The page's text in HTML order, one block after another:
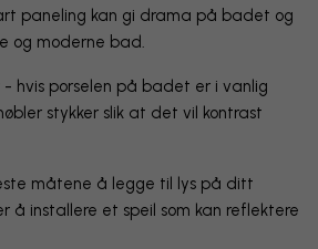
paneling kan gi drama på badet og
og moderne bad.
- hvis porselen på badet er i vanlig
stykker slik at det vil kontrast
måtene å legge til lys på ditt
å installere et speil som kan reflektere